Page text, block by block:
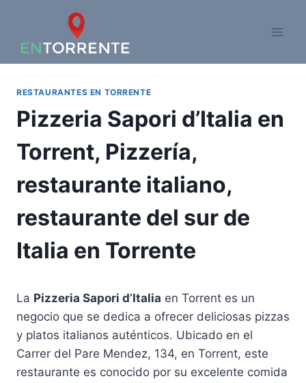
contenido
RESTAURANTES EN TORRENTE
Pizzeria Sapori d’Italia en
Torrent, Pizzería,
restaurante italiano,
restaurante del sur de
Italia en Torrente
La Pizzeria Sapori d’Italia en Torrent es un
negocio que se dedica a ofrecer deliciosas pizzas
y platos italianos auténticos. Ubicado en el
Carrer del Pare Mendez, 134, en Torrent, este
restaurante es conocido por su excelente comida